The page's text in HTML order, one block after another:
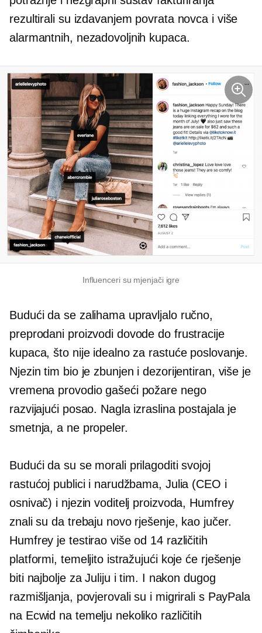
rezultirali su izdavanjem povrata novca i više
alarmantnih, nezadovoljnih kupaca.
Influenceri su mjenjači igre
Budući da se zalihama upravljalo ručno,
preprodani proizvodi dovode do frustracije
kupaca, što nije idealno za rastuće poslovanje.
Njezin tim bio je zbunjen i dezorijentiran, više je
vremena provodio gašeći požare nego
razvijajući posao. Nagla izraslina postajala je
smetnja, a ne propeler.
Budući da su se morali prilagoditi svojoj
rastućoj publici i narudžbama, Julia (CEO i
osnivač) i njezin voditelj proizvoda, Humfrey
znali su da trebaju novo rješenje, kao jučer.
Humfrey je testirao više od 14 različitih
platformi, temeljito istražujući koje će rješenje
biti najbolje za Juliju i tim. I nakon dugog
razmišljanja, povjerovali su i migrirali s PayPala
na Ecwid na temelju nekoliko različitih